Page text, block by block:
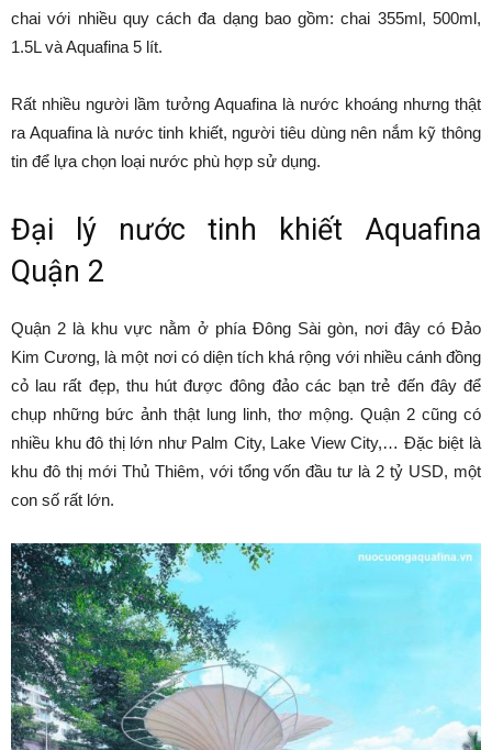
chai với nhiều quy cách đa dạng bao gồm: chai 355ml, 500ml,
1.5L và Aquafina 5 lít.
Rất nhiều người lầm tưởng Aquafina là nước khoáng nhưng thật
ra Aquafina là nước tinh khiết, người tiêu dùng nên nắm kỹ thông
tin để lựa chọn loại nước phù hợp sử dụng.
Đại lý nước tinh khiết Aquafina
Quận 2
Quận 2 là khu vực nằm ở phía Đông Sài gòn, nơi đây có Đảo
Kim Cương, là một nơi có diện tích khá rộng với nhiều cánh đồng
cỏ lau rất đẹp, thu hút được đông đảo các bạn trẻ đến đây để
chụp những bức ảnh thật lung linh, thơ mộng. Quận 2 cũng có
nhiều khu đô thị lớn như Palm City, Lake View City,… Đặc biệt là
khu đô thị mới Thủ Thiêm, với tổng vốn đầu tư là 2 tỷ USD, một
con số rất lớn.